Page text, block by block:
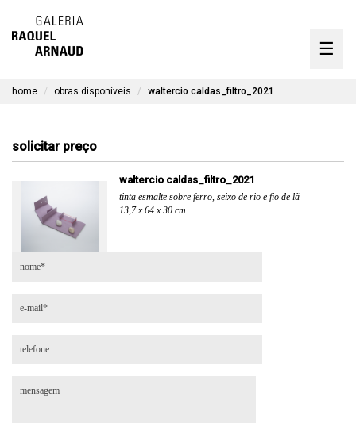
☰
contato
home obras disponíveis waltercio caldas_filtro_2021
solicitar preço
waltercio caldas_filtro_2021
tinta esmalte sobre ferro, seixo de rio e fio de lã
13,7 x 64 x 30 cm